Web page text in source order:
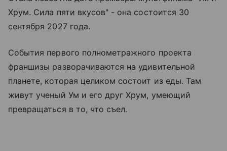
Хрум. Сила пяти вкусов" - она состоится 30
сентября 2027 года.
События первого полнометражного проекта
франшизы разворачиваются на удивительной
планете, которая целиком состоит из еды. Там
живут ученый Ум и его друг Хрум, умеющий
превращаться в то, что съел.